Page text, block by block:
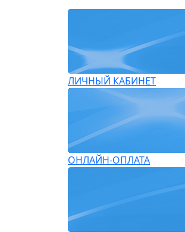
ЛИЧНЫЙ КАБИНЕТ
ОНЛАЙН-ОПЛАТА